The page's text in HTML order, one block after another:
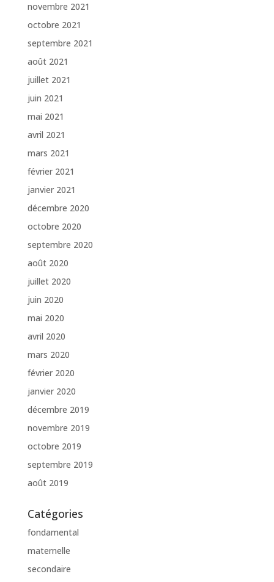
novembre 2021
octobre 2021
septembre 2021
août 2021
juillet 2021
juin 2021
mai 2021
avril 2021
mars 2021
février 2021
janvier 2021
décembre 2020
octobre 2020
septembre 2020
août 2020
juillet 2020
juin 2020
mai 2020
avril 2020
mars 2020
février 2020
janvier 2020
décembre 2019
novembre 2019
octobre 2019
septembre 2019
août 2019
Catégories
fondamental
maternelle
secondaire